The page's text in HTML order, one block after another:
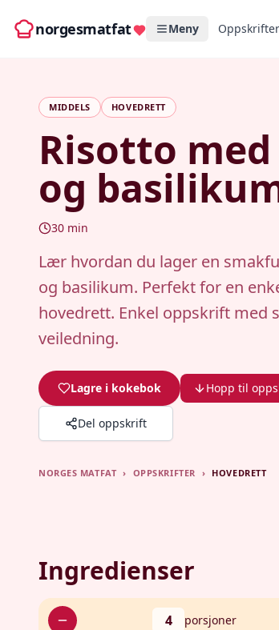
norgesmatfat Meny Oppskrifter
MIDDELS HOVEDRETT
Risotto
og
30 min
Lær hvordan du lager en
og basilikum. Perfekt for en
hovedrett. Enkel oppskrift med
veiledning.
Lagre i kokebok Hopp til
Del oppskrift
NORGES MATFAT › OPPSKRIFTER › HOVEDRETT
Ingredienser
4 porsjoner